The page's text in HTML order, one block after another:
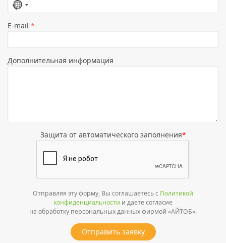
Страна
не
выбрана
E-mail *
Дополнительная информация
Защита от автоматического заполнения*
Отправляя эту форму, Вы соглашаетесь с Политикой
конфиденциальности и даете согласие
на обработку персональных данных фирмой «АЙТОБ».
Отправить заявку